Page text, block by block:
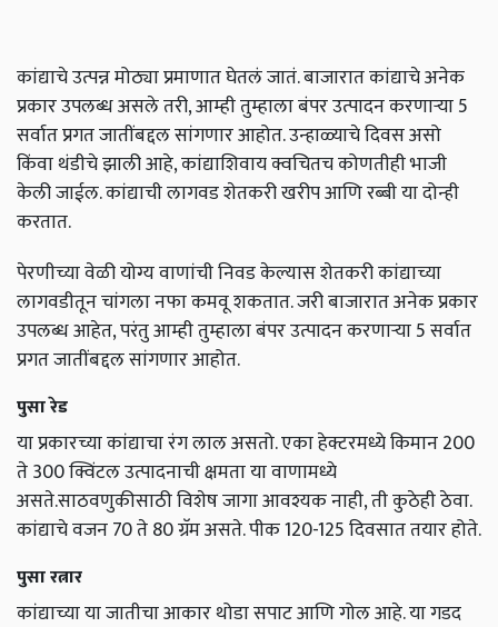
कांद्याचे उत्पन्न मोठ्या प्रमाणात घेतलं जातं. बाजारात कांद्याचे अनेक
प्रकार उपलब्ध असले तरी, आम्ही तुम्हाला बंपर उत्पादन करणाऱ्या 5
सर्वात प्रगत जातींबद्दल सांगणार आहोत. उन्हाळ्याचे दिवस असो
किंवा थंडीचे झाली आहे, कांद्याशिवाय क्वचितच कोणतीही भाजी
केली जाईल. कांद्याची लागवड शेतकरी खरीप आणि रब्बी या दोन्ही
करतात.
पेरणीच्या वेळी योग्य वाणांची निवड केल्यास शेतकरी कांद्याच्या
लागवडीतून चांगला नफा कमवू शकतात. जरी बाजारात अनेक प्रकार
उपलब्ध आहेत, परंतु आम्ही तुम्हाला बंपर उत्पादन करणाऱ्या 5 सर्वात
प्रगत जातींबद्दल सांगणार आहोत.
पुसा रेड
या प्रकारच्या कांद्याचा रंग लाल असतो. एका हेक्टरमध्ये किमान 200
ते 300 क्विंटल उत्पादनाची क्षमता या वाणामध्ये
असते.साठवणुकीसाठी विशेष जागा आवश्यक नाही, ती कुठेही ठेवा.
कांद्याचे वजन 70 ते 80 ग्रॅम असते. पीक 120-125 दिवसात तयार होते.
पुसा रत्नार
कांद्याच्या या जातीचा आकार थोडा सपाट आणि गोल आहे. या गडद